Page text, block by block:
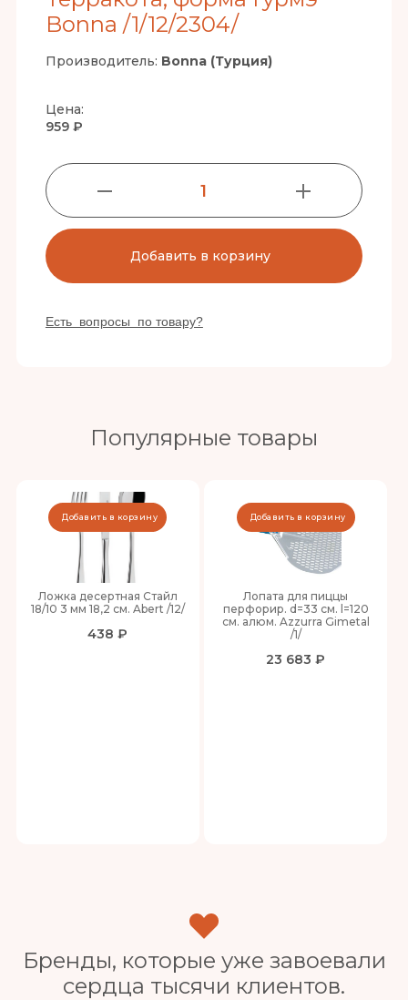
Bonna /1/12/2304/
Производитель: Bonna (Турция)
Цена:
959 ₽
1
Добавить в корзину
Есть вопросы по товару?
Популярные товары
Ложка десертная Стайл
18/10 3 мм 18,2 см. Abert /12/
438 ₽
Добавить в корзину
Лопата для пиццы
перфорир. d=33 см. l=120
см. алюм. Azzurra Gimetal
/1/
23 683 ₽
Добавить в корзину
Бренды, которые уже завоевали
сердца тысячи клиентов.